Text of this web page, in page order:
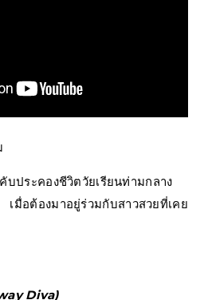
ประคองชีวิตวัยเรียนท่ามกลาง
อต้องมาอยู่ร่วมกับสาวสวยที่เคย
Diva)